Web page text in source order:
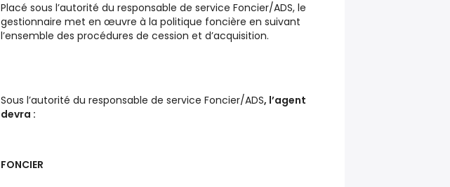
Placé sous l’autorité du responsable de service Foncier/ADS, le
gestionnaire met en œuvre à la politique foncière en suivant
l’ensemble des procédures de cession et d’acquisition.
Sous l’autorité du responsable de service Foncier/ADS, l’agent
devra :
FONCIER